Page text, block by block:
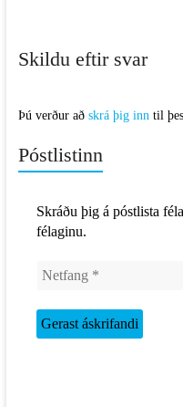
Skildu eftir svar
Þú verður að skrá þig inntil
Póstlistinn
Skráðu þig á póstlista
félaginu.